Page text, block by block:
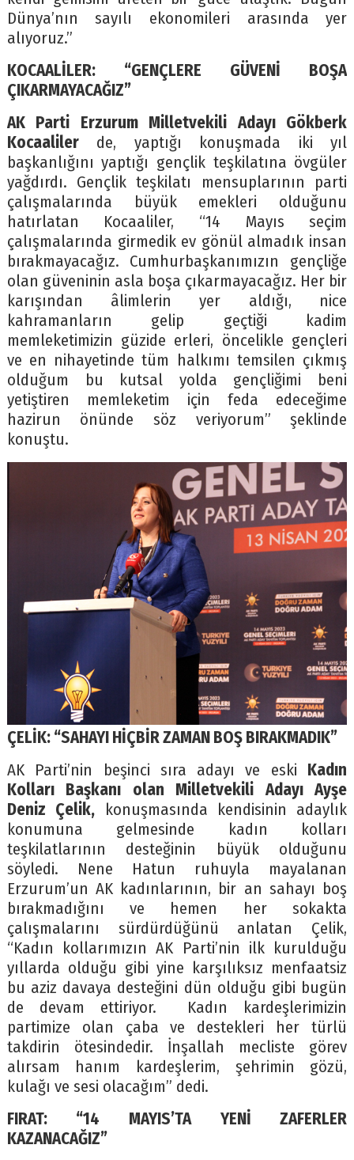
Dünya’nın sayılı ekonomileri arasında yer
alıyoruz.”
KOCAALİLER: “GENÇLERE GÜVENİ BOŞA
ÇIKARMAYACAĞIZ”
AK Parti Erzurum Milletvekili Adayı Gökberk
Kocaalilerde, yaptığı konuşmada iki yıl
başkanlığını yaptığı gençlik teşkilatına övgüler
yağdırdı. Gençlik teşkilatı mensuplarının parti
çalışmalarında büyük emekleri olduğunu
hatırlatan Kocaaliler, “14 Mayıs seçim
çalışmalarında girmedik ev gönül almadık insan
bırakmayacağız. Cumhurbaşkanımızın gençliğe
olan güveninin asla boşa çıkarmayacağız. Her bir
karışından âlimlerin yer aldığı, nice
kahramanların gelip geçtiği kadim
memleketimizin güzide erleri, öncelikle gençleri
ve en nihayetinde tüm halkımı temsilen çıkmış
olduğum bu kutsal yolda gençliğimi beni
yetiştiren memleketim için feda edeceğime
hazirun önünde söz veriyorum” şeklinde
konuştu.
ÇELİK: “SAHAYI HİÇBİR ZAMAN BOŞ BIRAKMADIK”
AK Parti’nin beşinci sıra adayı ve eski Kadın
Kolları Başkanı olan Milletvekili Adayı Ayşe
Deniz Çelik, konuşmasında kendisinin adaylık
konumuna gelmesinde kadın kolları
teşkilatlarının desteğinin büyük olduğunu
söyledi. Nene Hatun ruhuyla mayalanan
Erzurum’un AK kadınlarının, bir an sahayı boş
bırakmadığını ve hemen her sokakta
çalışmalarını sürdürdüğünü anlatan Çelik,
“Kadın kollarımızın AK Parti’nin ilk kurulduğu
yıllarda olduğu gibi yine karşılıksız menfaatsiz
bu aziz davaya desteğini dün olduğu gibi bugün
de devam ettiriyor. Kadın kardeşlerimizin
partimize olan çaba ve destekleri her türlü
takdirin ötesindedir. İnşallah mecliste görev
alırsam hanım kardeşlerim, şehrimin gözü,
kulağı ve sesi olacağım” dedi.
FIRAT: “14 MAYIS’TA YENİ ZAFERLER
KAZANACAĞIZ”